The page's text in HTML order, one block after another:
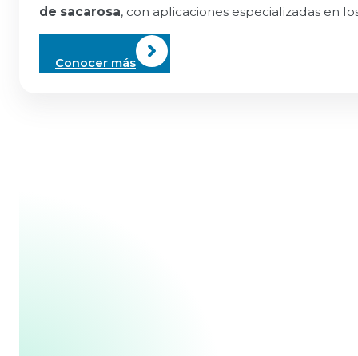
de sacarosa, con aplicaciones especializadas en
Conocer más